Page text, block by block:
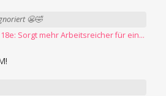
😬🤣
→ iPhone 18e: Sorgt mehr Arbeitsreicher für eine Preiserhöhung?